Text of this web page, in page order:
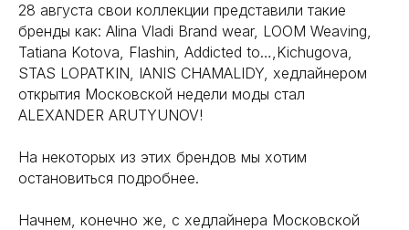
28 августа свои коллекции представили такие
бренды как: Alina Vladi Brand wear, LOOM Weaving,
Tatiana Kotova, Flashin, Addicted to…,Kichugova,
STAS LOPATKIN, IANIS CHAMALIDY, хедлайнером
открытия Московской недели моды стал
ALEXANDER ARUTYUNOV!
На некоторых из этих брендов мы хотим
остановиться подробнее.
Начнем, конечно же, с хедлайнера Московской